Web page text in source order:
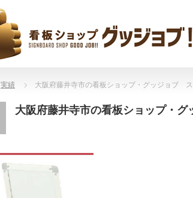
実績 大阪府藤井寺市の看板ショップ・グッジョブ
大阪府藤井寺市の看板ショップ・